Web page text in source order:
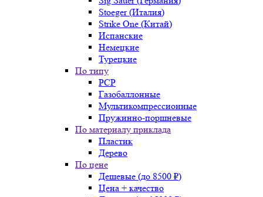
Stoeger (Италия)
Strike One (Китай)
Испанские
Немецкие
Турецкие
По типу
PCP
Газобаллонные
Мультикомпрессионные
Пружинно-поршневые
По материалу приклада
Пластик
Дерево
По цене
Дешевые (до 8500 ₽)
Цена + качество